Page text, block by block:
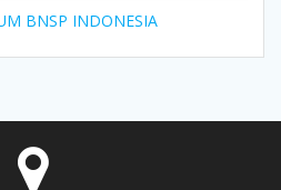
BNSP INDONESIA